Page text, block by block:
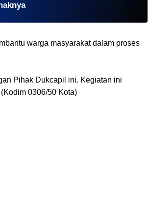
warga masyarakat dalam proses
Pihak Dukcapil ini. Kegiatan ini
0306/50 Kota)